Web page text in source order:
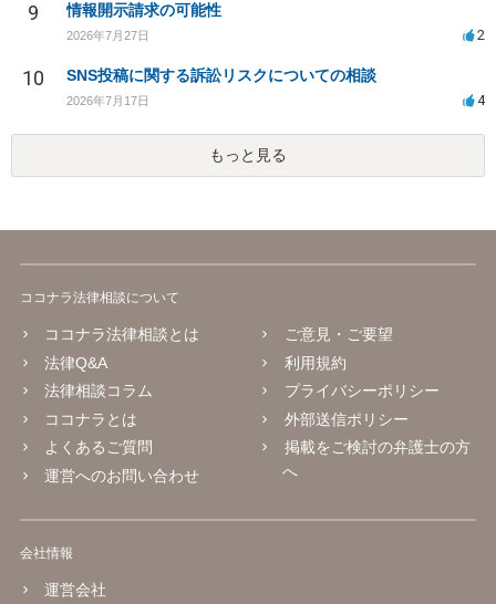
9 情報開示請求の可能性
2026年7月27日 2
10 SNS投稿に関する訴訟リスクについての相談
2026年7月17日 4
もっと見る
ココナラ法律相談について
ココナラ法律相談とは
法律Q&A
法律相談コラム
ココナラとは
よくあるご質問
運営へのお問い合わせ
ご意見・ご要望
利用規約
プライバシーポリシー
外部送信ポリシー
掲載をご検討の弁護士の方
へ
会社情報
運営会社